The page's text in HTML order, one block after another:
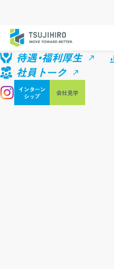
待遇・福利厚生
社員トーク
インターン
シップ
会社見学